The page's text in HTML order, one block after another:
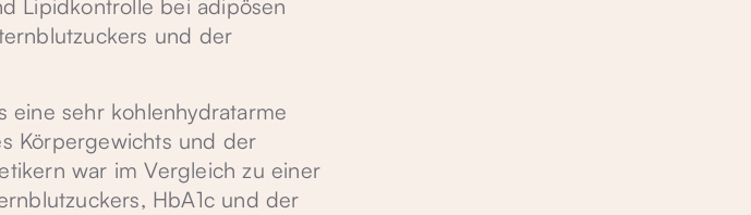
Lipidkontrolle bei adipösen
und der
eine sehr kohlenhydratarme
Körpergewichts und der
war im Vergleich zu einer
HbA1c und der